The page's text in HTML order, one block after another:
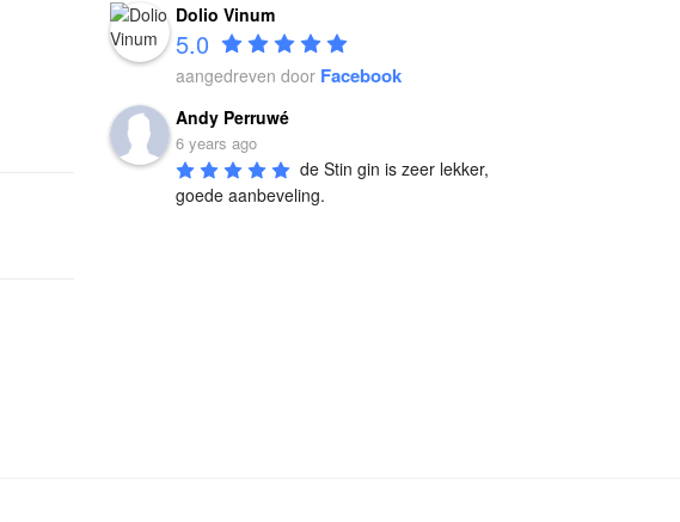
Dolio Vinum
5.0
aangedreven door Facebook
Andy Perruwé
6 years ago
de Stin gin is zeer lekker,
goede aanbeveling.